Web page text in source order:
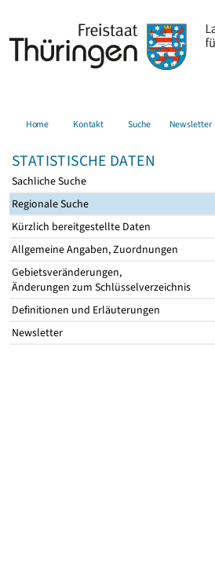
Home Kontakt Suche Newsletter
STATISTISCHE DATEN
Sachliche Suche
Regionale Suche
Kürzlich bereitgestellte Daten
Allgemeine Angaben, Zuordnungen
Gebietsveränderungen,
Änderungen zum Schlüsselverzeichnis
Definitionen und Erläuterungen
Newsletter